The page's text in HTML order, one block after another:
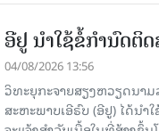
ອີຢູ ນຳໃຊ້ຂໍ້ກຳນົດຕິ
04/08/2026 13:56
ວິທະຍຸກະຈາຍສຽງຫວຽດນາ
ສະຫະພາບເອີຣົບ (ອີຢູ) ໄດ້ນ